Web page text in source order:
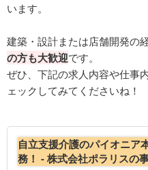
います。
建築・設計または店舗開発の
の方も大歓迎です。
ぜひ、下記の求人内容や仕事
ェックしてみてくださいね！
自立支援介護のパイオニア
務！ - 株式会社ポラリス